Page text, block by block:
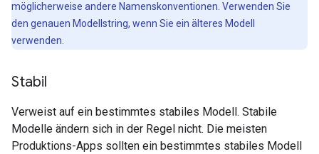
möglicherweise andere Namenskonventionen. Verwenden Sie
den genauen Modellstring, wenn Sie ein älteres Modell
verwenden.
Stabil
Verweist auf ein bestimmtes stabiles Modell. Stabile
Modelle ändern sich in der Regel nicht. Die meisten
Produktions-Apps sollten ein bestimmtes stabiles Modell